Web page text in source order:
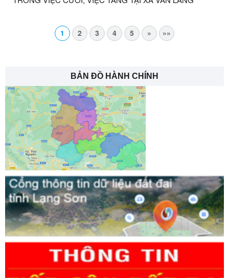
1 2 3 4 5 » »»
BẢN ĐỒ HÀNH CHÍNH